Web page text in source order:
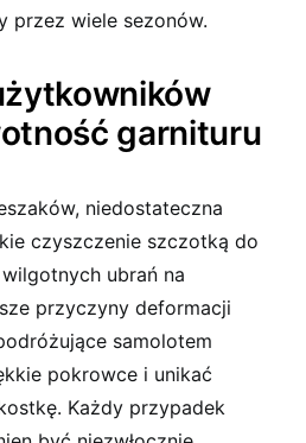
przez wiele sezonów.
garnituru
niedostateczna
czyszczenie szczotką do
ubrań na
przyczyny deformacji
samolotem
pokrowce i unikać
Każdy przypadek